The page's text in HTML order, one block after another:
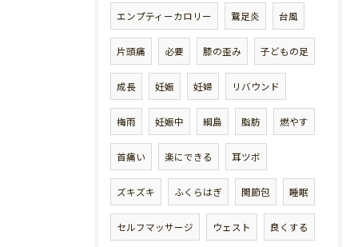
エンプティーカロリー 鵞足炎 台風
片頭痛 必要 膝の歪み 子どもの足
成長 妊娠 妊婦 リバウンド
梅雨 妊娠中 綱島 脂肪 燃やす
首痛い 楽にできる 耳ツボ
ズキズキ ふくらはぎ 関節包 睡眠
セルフマッサージ ウェスト 良くする